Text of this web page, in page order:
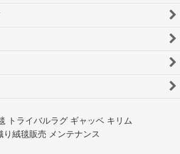
トライバルラグ ギャッベ キリム
り絨毯販売 メンテナンス